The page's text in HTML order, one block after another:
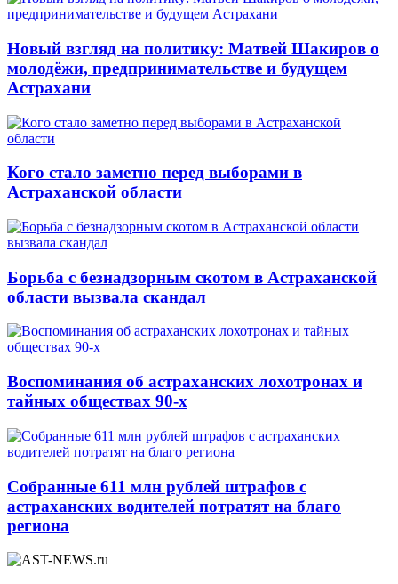
Новый взгляд на политику: Матвей Шакиров о
молодёжи, предпринимательстве и будущем
Астрахани
Кого стало заметно перед выборами в
Астраханской области
Борьба с безнадзорным скотом в Астраханской
области вызвала скандал
Воспоминания об астраханских лохотронах и
тайных обществах 90-х
Собранные 611 млн рублей штрафов с
астраханских водителей потратят на благо
региона